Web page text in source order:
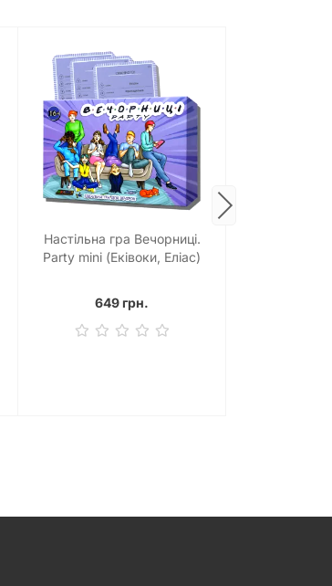
Настільна гра Вечорниці.
Party mini (Еківоки, Еліас)
649 грн.